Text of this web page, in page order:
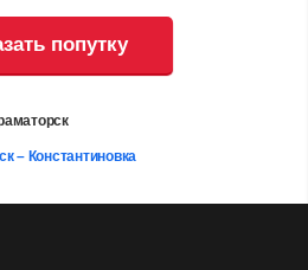
попутку
– Константиновка